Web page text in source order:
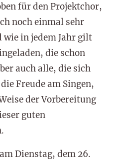
für den Projektchor,
noch einmal sehr
in jedem Jahr gilt
die schon
auch alle, die sich
Freude am Singen,
der Vorbereitung
guten
Dienstag, dem 26.